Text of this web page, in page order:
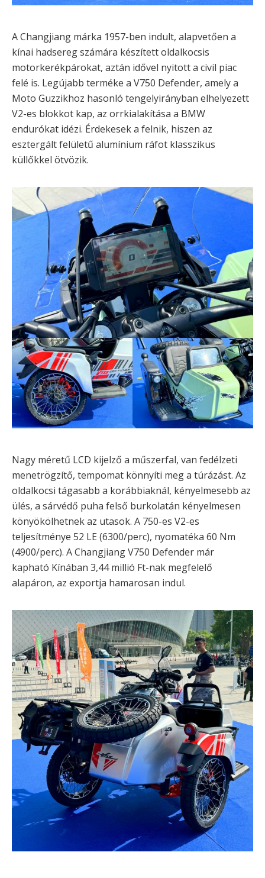
A Changjiang márka 1957-ben indult, alapvetően a
kínai hadsereg számára készített oldalkocsis
motorkerékpárokat, aztán idővel nyitott a civil piac
felé is. Legújabb terméke a V750 Defender, amely a
Moto Guzzikhoz hasonló tengelyirányban elhelyezett
V2-es blokkot kap, az orrkialakítása a BMW
endurókat idézi. Érdekesek a felnik, hiszen az
esztergált felületű alumínium ráfot klasszikus
küllőkkel ötvözik.
Nagy méretű LCD kijelző a műszerfal, van fedélzeti
menetrögzítő, tempomat könnyíti meg a túrázást. Az
oldalkocsi tágasabb a korábbiaknál, kényelmesebb az
ülés, a sárvédő puha felső burkolatán kényelmesen
könyökölhetnek az utasok. A 750-es V2-es
teljesítménye 52 LE (6300/perc), nyomatéka 60 Nm
(4900/perc). A Changjiang V750 Defender már
kapható Kínában 3,44 millió Ft-nak megfelelő
alapáron, az exportja hamarosan indul.